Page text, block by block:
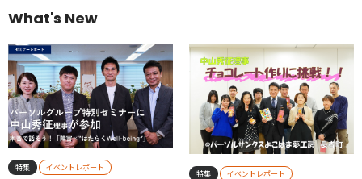
What's New
特集 イベントレポート
特集 イベントレポート